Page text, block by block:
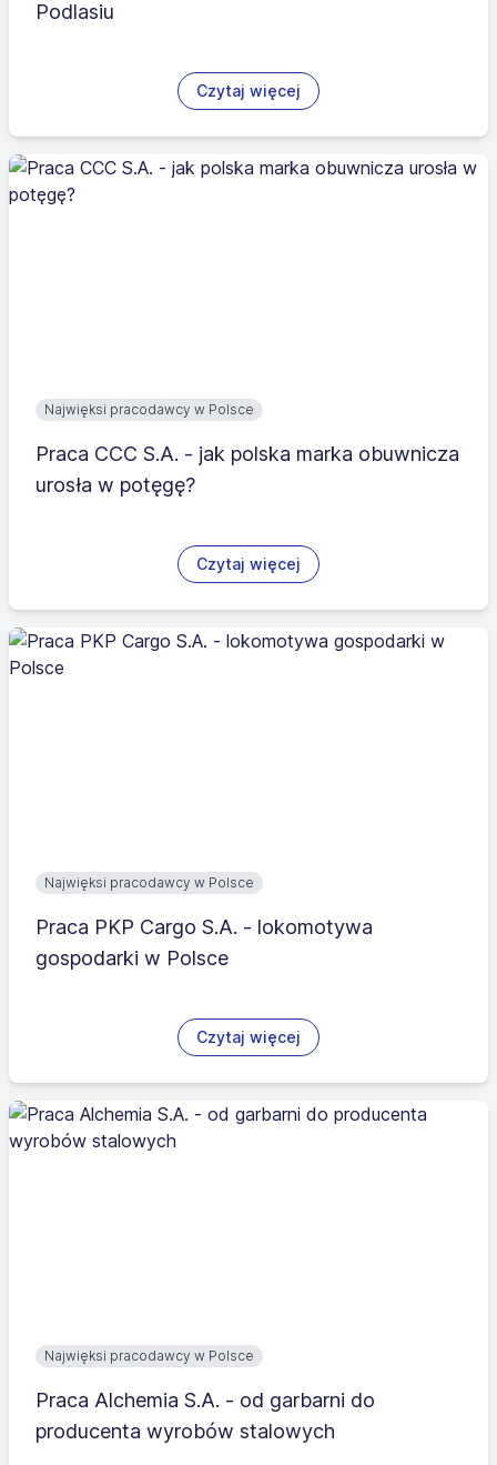
Podlasiu
Czytaj więcej
Najwięksi pracodawcy w Polsce
Praca CCC S.A. - jak polska marka obuwnicza
urosła w potęgę?
Czytaj więcej
Najwięksi pracodawcy w Polsce
Praca PKP Cargo S.A. - lokomotywa
gospodarki w Polsce
Czytaj więcej
Najwięksi pracodawcy w Polsce
Praca Alchemia S.A. - od garbarni do
producenta wyrobów stalowych